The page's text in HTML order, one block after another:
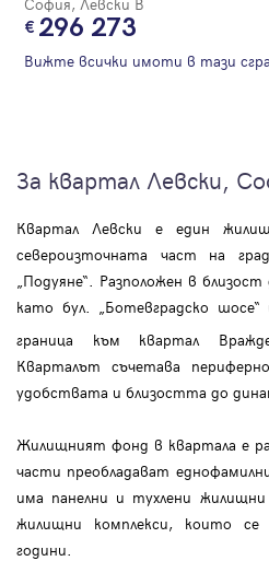
296 273
Вижте всички имоти в тази
За квартал Левски,
Квартал Левски е един
североизточната част на
„Подуяне“. Разположен в
като бул. „Ботевградско
граница към квартал
Кварталът съчетава
удобствата и близостта до
Жилищният фонд в квартала е
части преобладават
има панелни и тухлени
жилищни комплекси, които се
години.